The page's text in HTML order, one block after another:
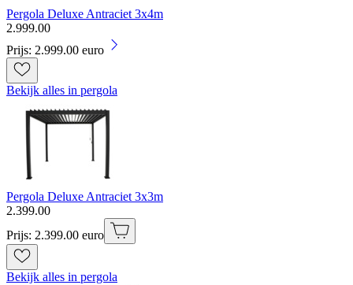
Pergola Deluxe Antraciet 3x4m
2.999.00
Prijs: 2.999.00 euro
Bekijk alles in pergola
Pergola Deluxe Antraciet 3x3m
2.399.00
Prijs: 2.399.00 euro
Bekijk alles in pergola